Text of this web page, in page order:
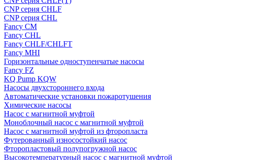
CNP серия CHLF
CNP серия CHL
Fancy CM
Fancy CHL
Fancy CHLF/CHLFT
Fancy MHI
Горизонтальные одноступенчатые насосы
Fancy FZ
KQ Pump KQW
Насосы двухстороннего входа
Автоматические установки пожаротушения
Химические насосы
Насос с магнитной муфтой
Моноблочный насос с магнитной муфтой
Насос с магнитной муфтой из фторопласта
Футерованный износостойкий насос
Фторопластовый полупогружной насос
Высокотемпературный насос с магнитной муфтой